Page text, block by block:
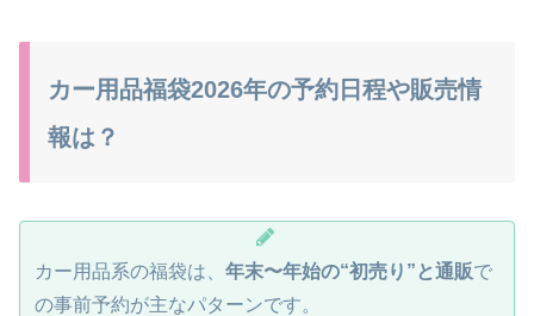
カー用品福袋2026年の予約日程や販売情
報は？
カー用品系の福袋は、 年末〜年始の“初売り”と通販で
の事前予約が主なパターンです。